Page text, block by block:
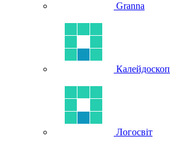
Granna
Калейдоскоп
Логосвіт